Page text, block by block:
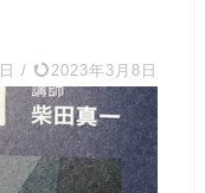
/ 2023年3月8日